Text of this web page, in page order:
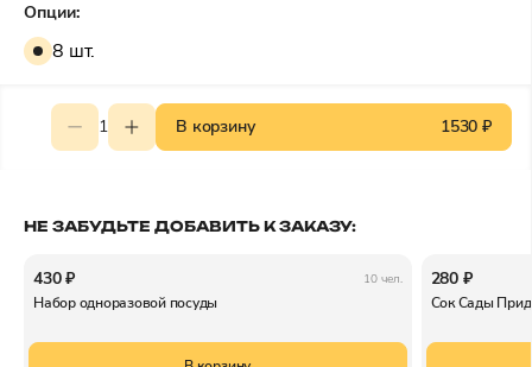
Опции:
8 шт.
1 В корзину 1530 ₽
НЕ ЗАБУДЬТЕ ДОБАВИТЬ К ЗАКАЗУ:
430 ₽ 10 чел.
Набор одноразовой посуды
280 ₽
Сок Сады